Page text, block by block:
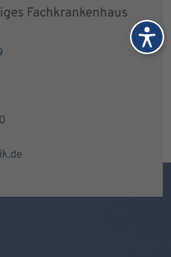
Fachkrankenhaus